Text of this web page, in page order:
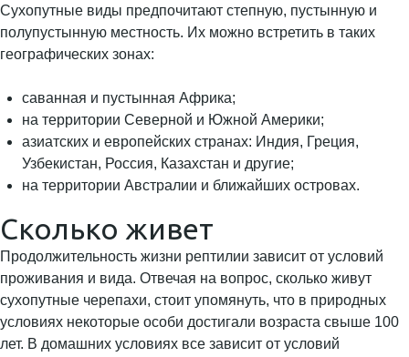
Сухопутные виды предпочитают степную, пустынную и
полупустынную местность. Их можно встретить в таких
географических зонах:
саванная и пустынная Африка;
на территории Северной и Южной Америки;
азиатских и европейских странах: Индия, Греция,
Узбекистан, Россия, Казахстан и другие;
на территории Австралии и ближайших островах.
Сколько живет
Продолжительность жизни рептилии зависит от условий
проживания и вида. Отвечая на вопрос, сколько живут
сухопутные черепахи, стоит упомянуть, что в природных
условиях некоторые особи достигали возраста свыше 100
лет. В домашних условиях все зависит от условий